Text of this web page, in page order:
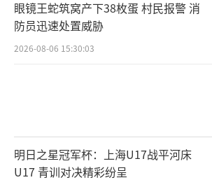
眼镜王蛇筑窝产下38枚蛋 村民报警 消
防员迅速处置威胁
2026-08-06 15:30:03
明日之星冠军杯：上海U17战平河床
U17 青训对决精彩纷呈